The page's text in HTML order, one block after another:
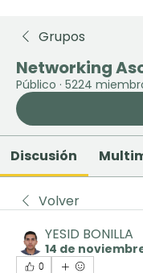
Grupos
Networking
Público · 5224
Discusión
Volver
YESID BONILLA
14 de
0